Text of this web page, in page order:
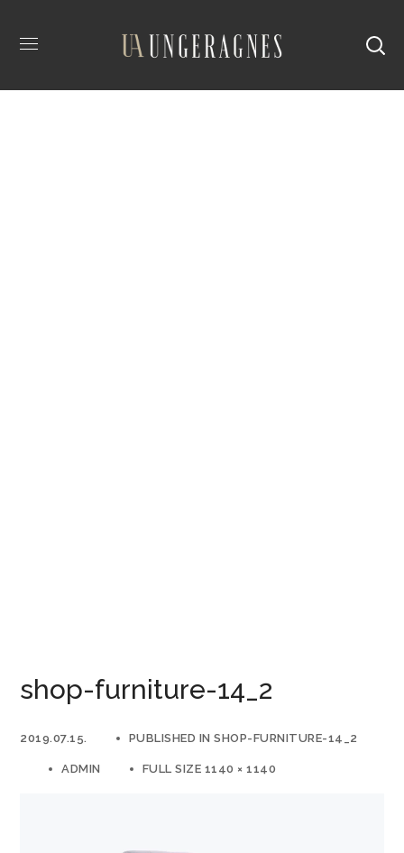
shop-furniture-14_2
2019.07.15. PUBLISHED INSHOP-FURNITURE-14_2
ADMIN FULL SIZE 1140 × 1140